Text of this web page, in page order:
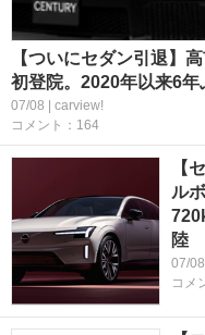
【ついにセダン引退】
初登院。2020年以来6
07/08 | carview!
コメント：164
【
ル
陸
07/
コメ